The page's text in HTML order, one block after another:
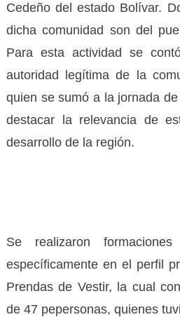
Cedeño del estado Bolívar.
dicha comunidad son del
Para esta actividad se
autoridad legítima de la
quien se sumó a la jornada
destacar la relevancia de
desarrollo de la región.
Se realizaron
específicamente en el perfil
Prendas de Vestir, la cual
de 47 pepersonas, quienes